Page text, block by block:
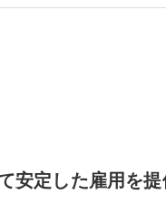
安定した雇用を